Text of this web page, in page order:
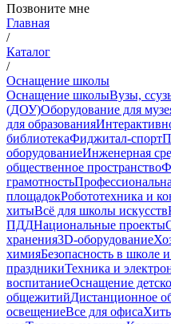
Позвоните мне
Главная
/
Каталог
/
Оснащение школы
Оснащение школыВузы,
(ДОУ)Оборудование для
для образования
библиотекаФиджитал-спорт
оборудованиеИнженерная
общественное пространство
грамотность
площадокРобототехника и
хитыВсё для школы искусств
ПДДНациональные проекты
хранения3D-оборудование
химияБезопасность в школе
праздникиТехника и
воспитаниеОснащение
общежитийДистанционное
освещениеВсе для офиса